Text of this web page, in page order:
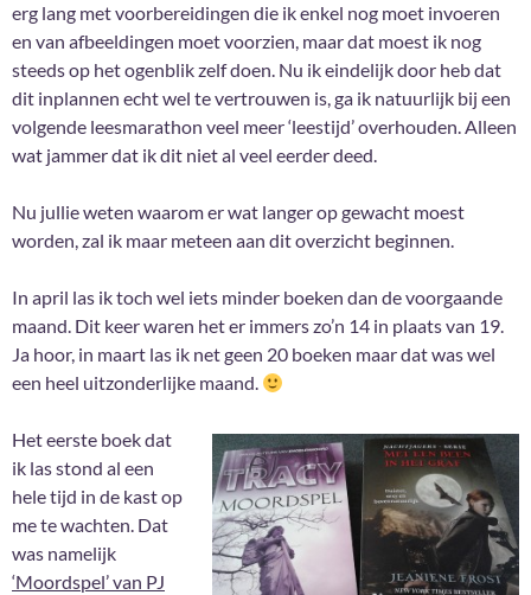
erg lang met voorbereidingen die ik enkel nog moet invoeren
en van afbeeldingen moet voorzien, maar dat moest ik nog
steeds op het ogenblik zelf doen. Nu ik eindelijk door heb dat
dit inplannen echt wel te vertrouwen is, ga ik natuurlijk bij een
volgende leesmarathon veel meer ‘leestijd’ overhouden. Alleen
wat jammer dat ik dit niet al veel eerder deed.
Nu jullie weten waarom er wat langer op gewacht moest
worden, zal ik maar meteen aan dit overzicht beginnen.
In april las ik toch wel iets minder boeken dan de voorgaande
maand. Dit keer waren het er immers zo’n 14 in plaats van 19.
Ja hoor, in maart las ik net geen 20 boeken maar dat was wel
een heel uitzonderlijke maand.
Het eerste boek dat
ik las stond al een
hele tijd in de kast op
me te wachten. Dat
was namelijk
‘Moordspel’ van PJ